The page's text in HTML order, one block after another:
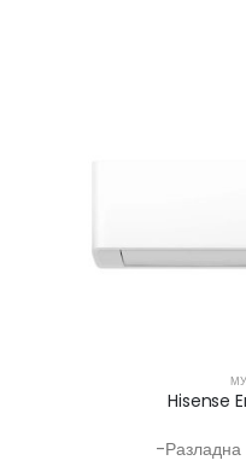
Hisense
-Разладна